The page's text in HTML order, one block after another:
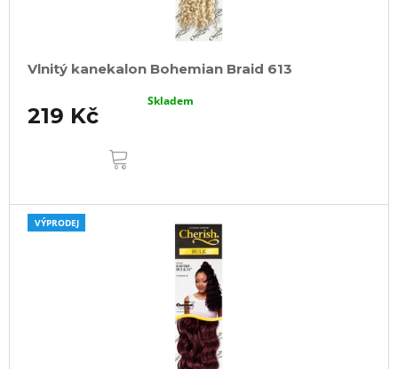
Vlnitý kanekalon Bohemian Braid 613
219 Kč
Skladem
VÝPRODEJ